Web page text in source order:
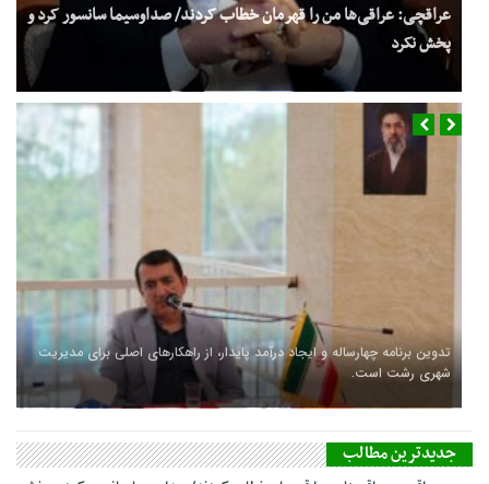
عراقچی: عراقی‌ها من را قهرمان خطاب کردند/ صداوسیما سانسور کرد و
پخش نکرد
تدوین برنامه چهارساله و ایجاد درآمد پایدار، از راهکارهای اصلی برای مدیریت
شهری رشت است.
جدیدترین مطالب